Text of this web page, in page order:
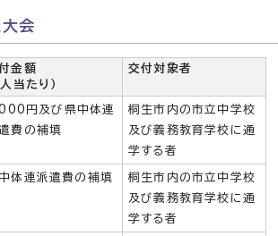
大会
金額
人当たり）
交付対象者
円及び県中体連
費の補填
桐生市内の市立中学校
及び義務教育学校に通
学する者
体連派遣費の補填
桐生市内の市立中学校
及び義務教育学校に通
学する者